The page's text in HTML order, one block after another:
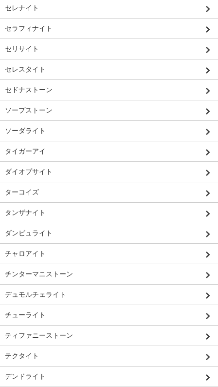
セレナイト
セラフィナイト
セリサイト
セレスタイト
セドナストーン
ソープストーン
ソーダライト
タイガーアイ
ダイオプサイト
ターコイズ
タンザナイト
ダンビュライト
チャロアイト
チンターマニストーン
デュモルチェライト
チューライト
ティファニーストーン
テクタイト
デンドライト